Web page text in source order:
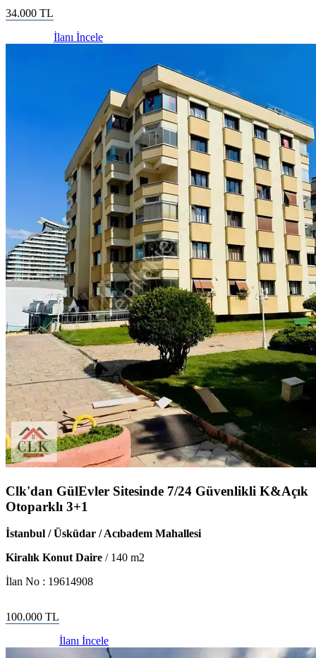
34.000 TL
İlanı İncele
Clk'dan GülEvler Sitesinde 7/24 Güvenlikli K&Açık
Otoparklı 3+1
İstanbul / Üsküdar / Acıbadem Mahallesi
Kiralık Konut Daire / 140 m2
İlan No : 19614908
100.000 TL
İlanı İncele